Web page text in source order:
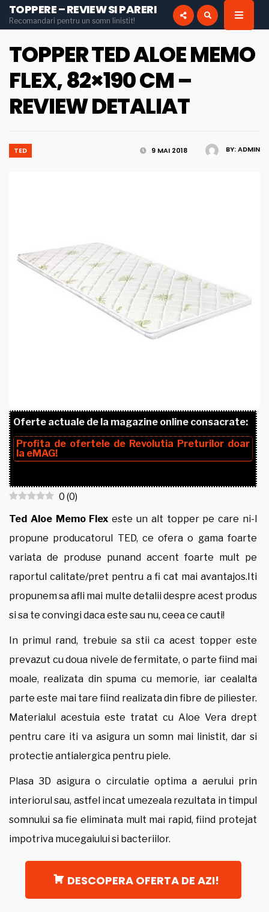
INSTAGRAM PINTEREST
for:
TOPPERE – REVIEW SI PARERI
Recomandari pentru un somn linistit!
TOPPER TED ALOE MEMO
FLEX, 82×190 CM –
REVIEW DETALIAT
BY:ADMIN
9 MAI 2018
TED
Oferte actuale de la magazine online consacrate:
Profita de ofertele de Revolutia Preturilor doar
la eMAG!
0 (0)
Ted Aloe Memo Flexeste un alt topper pe care ni-l
propune producatorul TED, ce ofera o gama foarte
variata de produse punand accent foarte mult pe
raportul calitate/pret pentru a fi cat mai avantajos.Iti
propunem sa afli mai multe detalii despre acest produs
si sa te convingi daca este sau nu, ceea ce cauti!
In primul rand, trebuie sa stii ca acest topper este
prevazut cu doua nivele de fermitate, o parte fiind mai
moale, realizata din spuma cu memorie, iar cealalta
parte este mai tare fiind realizata din fibre de piliester.
Materialul acestuia este tratat cu Aloe Vera drept
pentru care iti va asigura un somn mai linistit, dar si
protectie antialergica pentru piele.
Plasa 3D asigura o circulatie optima a aerului prin
interiorul sau, astfel incat umezeala rezultata in timpul
somnului sa fie eliminata mult mai rapid, fiind protejat
impotriva mucegaiului si bacteriilor.
DESCOPERA OFERTA DE AZI!